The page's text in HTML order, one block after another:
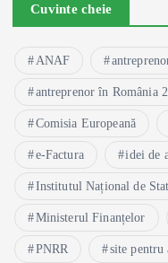
Cuvinte cheie
ANAF
antreprenor în România
Comisia Europeană
e-Factura idei de
Institutul Național de
Ministerul Finanțelor
PNRR site pentru